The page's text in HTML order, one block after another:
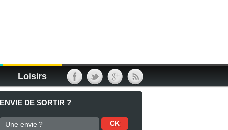
Loisirs
ENVIE DE SORTIR ?